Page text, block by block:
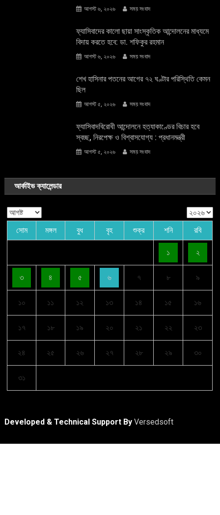
আগস্ট ৬, ২০২৬ সময় সংবাদ
ফ্যাসিবাদের কালো ছায়া সাংস্কৃতিক আন্দােলনের মাধ্যমে
বিদায় করতে হবে: ডা. শফিকুর রহমান
আগস্ট ৬, ২০২৬ সময় সংবাদ
শেখ হাসিনার পতনের আগের ৭২ ঘণ্টার পরিস্থিতি কেমন
ছিল
আগস্ট ৫, ২০২৬ সময় সংবাদ
ফ্যাসিবাদবিরোধী আন্দোলনে হত্যাকাণ্ডের বিচার হবে
স্বচ্ছ, নিরপেক্ষ ও বিশ্বাসযোগ্য : প্রধানমন্ত্রী
আগস্ট ৫, ২০২৬ সময় সংবাদ
আর্কাইভ ক্যালেন্ডার
সোম মঙ্গল বুধ বৃহ শুক্র শনি রবি
১ ২
৩ ৪ ৫ ৬ ৭ ৮ ৯
১০ ১১ ১২ ১৩ ১৪ ১৫ ১৬
১৭ ১৮ ১৯ ২০ ২১ ২২ ২৩
২৪ ২৫ ২৬ ২৭ ২৮ ২৯ ৩০
৩১
Developed & Technical Support ByVersedsoft